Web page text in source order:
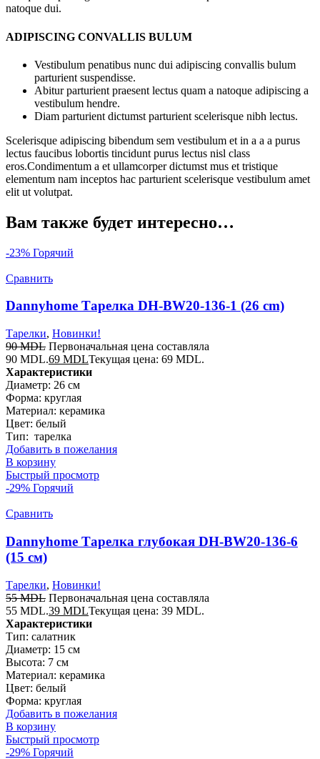
natoque dui.
ADIPISCING CONVALLIS BULUM
Vestibulum penatibus nunc dui adipiscing convallis bulum
parturient suspendisse.
Abitur parturient praesent lectus quam a natoque adipiscing a
vestibulum hendre.
Diam parturient dictumst parturient scelerisque nibh lectus.
Scelerisque adipiscing bibendum sem vestibulum et in a a a purus
lectus faucibus lobortis tincidunt purus lectus nisl class
eros.Condimentum a et ullamcorper dictumst mus et tristique
elementum nam inceptos hac parturient scelerisque vestibulum amet
elit ut volutpat.
Вам также будет интересно…
-23% Горячий
Сравнить
Dannyhome Тарелка DH-BW20-136-1 (26 cm)
Тарелки, Новинки!
90MDL Первоначальная цена составляла
90 MDL.69 MDLТекущая цена: 69 MDL.
Характеристики
Диаметр: 26 см
Форма: круглая
Материал: керамика
Цвет: белый
Тип: тарелка
Добавить в пожелания
В корзину
Быстрый просмотр
-29% Горячий
Сравнить
Dannyhome Тарелка глубокая DH-BW20-136-6
(15 см)
Тарелки, Новинки!
55MDL Первоначальная цена составляла
55 MDL.39 MDLТекущая цена: 39 MDL.
Характеристики
Тип: салатник
Диаметр: 15 см
Высота: 7 см
Материал: керамика
Цвет: белый
Форма: круглая
Добавить в пожелания
В корзину
Быстрый просмотр
-29% Горячий